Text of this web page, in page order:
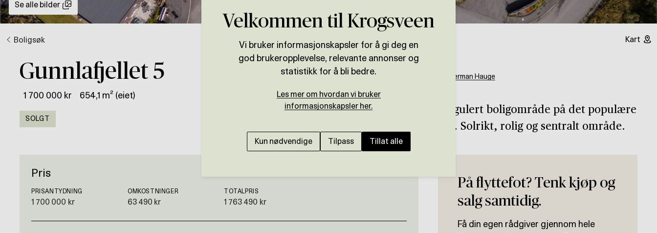
Se alle bilder
Boligsøk Kart
Gunnlafjellet 5
1 700 000 kr 654,1 m² (eiet)
SOLGT
Herman Hauge
Meget flott boligtomt i regulert boligområde på det populære
boligområdet Lønvarden. Solrikt, rolig og sentralt område.
Pris
PRISANTYDNING
1 700 000 kr
OMKOSTNINGER
63 490 kr
TOTALPRIS
1 763 490 kr
På flyttefot? Tenk kjøp og
salg samtidig.
Få din egen rådgiver gjennom hele
Velkommen til Krogsveen
Vi bruker informasjonskapsler for å gi deg en
god brukeropplevelse, relevante annonser og
statistikk for å bli bedre.
Les mer om hvordan vi bruker
informasjonskapsler her.
Kun nødvendige Tilpass Tillat alle